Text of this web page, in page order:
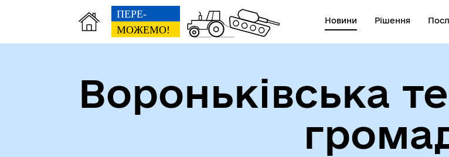
Новини Рішення
Вороньківська